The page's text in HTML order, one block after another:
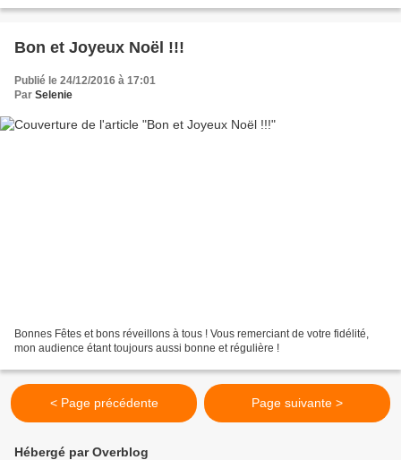
Bon et Joyeux Noël !!!
Publié le 24/12/2016 à 17:01
Par Selenie
Bonnes Fêtes et bons réveillons à tous ! Vous remerciant de votre fidélité,
mon audience étant toujours aussi bonne et régulière !
< Page précédente Page suivante >
Hébergé par Overblog